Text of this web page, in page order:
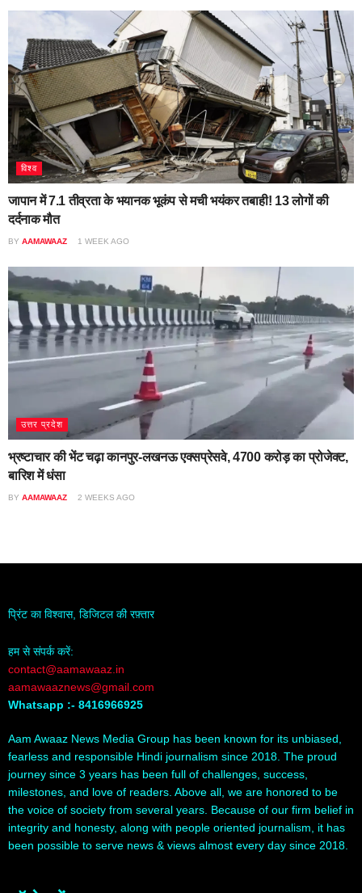
विश्व
जापान में 7.1 तीव्रता के भयानक भूकंप से मची भयंकर तबाही! 13 लोगों की
दर्दनाक मौत
BY AAMAWAAZ 1 WEEK AGO
उत्तर प्रदेश
भ्रष्टाचार की भेंट चढ़ा कानपुर-लखनऊ एक्सप्रेसवे, 4700 करोड़ का प्रोजेक्ट,
बारिश में धंसा
BY AAMAWAAZ 2 WEEKS AGO
प्रिंट का विश्वास, डिजिटल की रफ़्तार
हम से संपर्क करें:
contact@aamawaaz.in
aamawaaznews@gmail.com
Whatsapp :- 8416966925
Aam Awaaz News Media Group has been known for its unbiased,
fearless and responsible Hindi journalism since 2018. The proud
journey since 3 years has been full of challenges, success,
milestones, and love of readers. Above all, we are honored to be
the voice of society from several years. Because of our firm belief in
integrity and honesty, along with people oriented journalism, it has
been possible to serve news & views almost every day since 2018.